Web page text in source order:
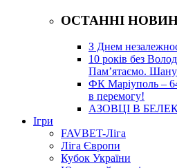
ОСТАННІ
З Днем
10 років без
Пам’ятаємо.
ФК Маріуполь –
в перемогу!
АЗОВЦІ В
Ігри
FAVBET-Ліга
Ліга Європи
Кубок України